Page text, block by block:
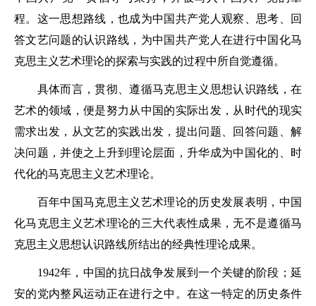
程。这一思想路线，也成为中国共产党人观察、思考、回
答文艺问题的认识路线，为中国共产党人在进行中国化马
克思主义艺术理论的探索与实践的过程中所自觉遵循。
具体而言，贯彻、遵循马克思主义思想认识路线，在
艺术的领域，便是努力从中国的实际出发，从时代的现实
需求出发，从文艺的实践出发，提出问题、回答问题、解
决问题，并使之上升到理论层面，升华成为中国化的、时
代化的马克思主义艺术理论。
百年中国马克思主义艺术理论的历史发展表明，中国
化马克思主义艺术理论的三大代表性成果，无不是遵循马
克思主义思想认识路线所结出的经典性理论成果。
1942年，中国的抗日战争发展到一个关键的阶段；延
安的党内整风运动正在进行之中。在这一特定的历史条件